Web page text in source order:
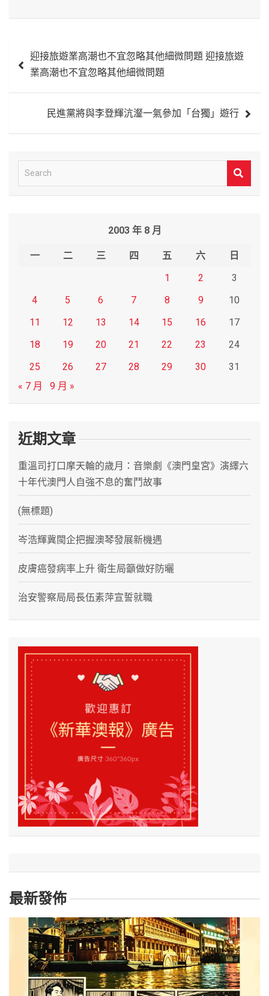
章 迎接旅遊業高潮也不宜忽略其他細微問題 迎接旅遊
業高潮也不宜忽略其他細微問題
民進黨將與李登輝沆瀣一氣參加「台獨」遊行
e
2003 年 8 月
一 二 三 四 五 六
日
1
2
3
4
5 6 7 8 9
10
11
12 13 14 15 16
17
18
19 20 21 22 23
24
25
26 27 28 29 30
31
« 7 月
9 月 »
近期文章
重溫司打口摩天輪的歲月：音樂劇《澳門皇宮》演繹六
十年代澳門人自強不息的奮鬥故事
(無標題)
岑浩輝冀閩企把握澳琴發展新機遇
皮膚癌發病率上升 衛生局籲做好防曬
治安警察局局長伍素萍宣誓就職
最新發佈